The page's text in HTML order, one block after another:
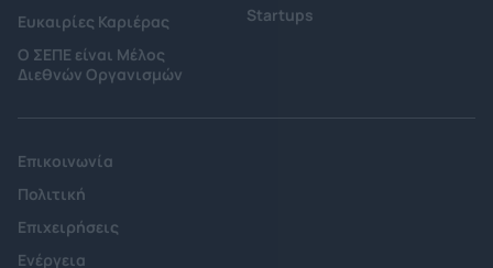
Ευκαιρίες Καριέρας
Ο ΣΕΠΕ είναι Μέλος
Διεθνών Οργανισμών
Startups
Επικοινωνία
Πολιτική
Επιχειρήσεις
Ενέργεια